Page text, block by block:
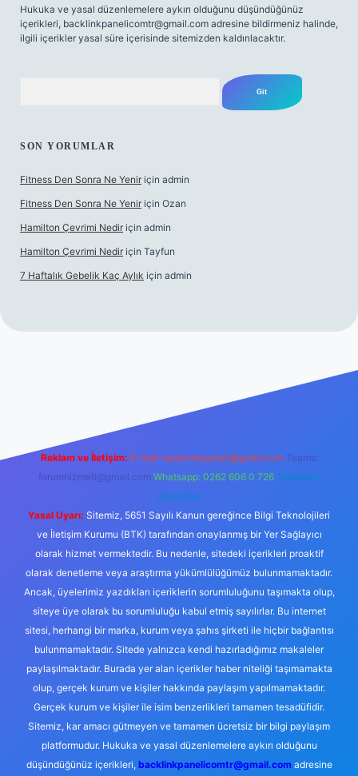
Hukuka ve yasal düzenlemelere aykırı olduğunu düşündüğünüz
içerikleri, backlinkpanelicomtr@gmail.com adresine bildirmeniz halinde,
ilgili içerikler yasal süre içerisinde sitemizden kaldırılacaktır.
SON YORUMLAR
Fitness Den Sonra Ne Yenir için admin
Fitness Den Sonra Ne Yenir için Ozan
Hamilton Çevrimi Nedir için admin
Hamilton Çevrimi Nedir için Tayfun
7 Haftalık Gebelik Kaç Aylık için admin
Reklam ve İletişim: E-mail: backlinkpaneli@gmail.com Teams:
forumhizmeti@gmail.com Whatsapp: 0262 606 0 726 Telegram:
@karabul
Yasal Uyarı: Sitemiz, 5651 Sayılı Kanun gereğince Bilgi Teknolojileri
ve İletişim Kurumu (BTK) tarafından onaylanmış bir Yer Sağlayıcı
olarak hizmet vermektedir. Bu nedenle, sitedeki içerikleri proaktif
olarak denetleme veya araştırma yükümlülüğümüz bulunmamaktadır.
Ancak, üyelerimiz yazdıkları içeriklerin sorumluluğunu taşımakta olup,
siteye üye olarak bu sorumluluğu kabul etmiş sayılırlar. Bu internet
sitesi, herhangi bir marka, kurum veya şahıs şirketi ile hiçbir bağlantısı
bulunmamaktadır. Sitede yalnızca kendi hazırladığımız makaleler
paylaşılmaktadır. Burada yer alan içerikler haber niteliği taşımamakta
olup, gerçek kurum ve kişiler hakkında paylaşım yapılmamaktadır.
Gerçek kurum ve kişiler ile isim benzerlikleri tamamen tesadüfidir.
Sitemiz, kar amacı gütmeyen ve tamamen ücretsiz bir bilgi paylaşım
platformudur. Hukuka ve yasal düzenlemelere aykırı olduğunu
düşündüğünüz içerikleri, backlinkpanelicomtr@gmail.comadresine